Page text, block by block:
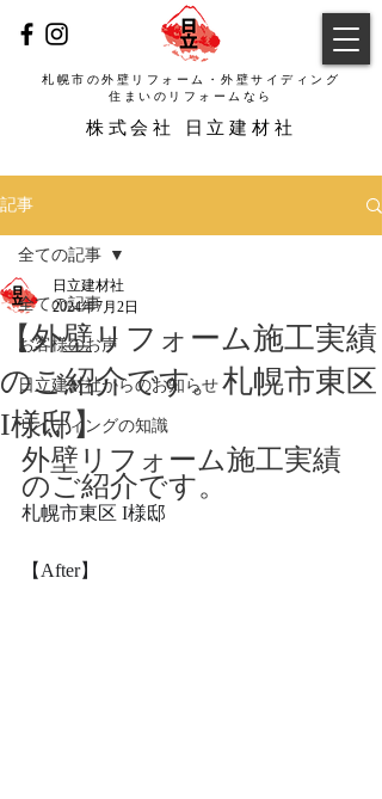
札幌市の外壁リフォーム・外壁サイディング
​株式会社 日立建材社
​住まいのリフォームなら
記事
全ての記事
お客様のお声
日立建材社からのお知らせ
サイディングの知識
全ての記事
【外壁リフォーム施工実績
のご紹介です。札幌市東区
I様邸】
日立建材社
2024年7月2日
外壁リフォーム施工実績
のご紹介です。
札幌市東区 I様邸
【After】